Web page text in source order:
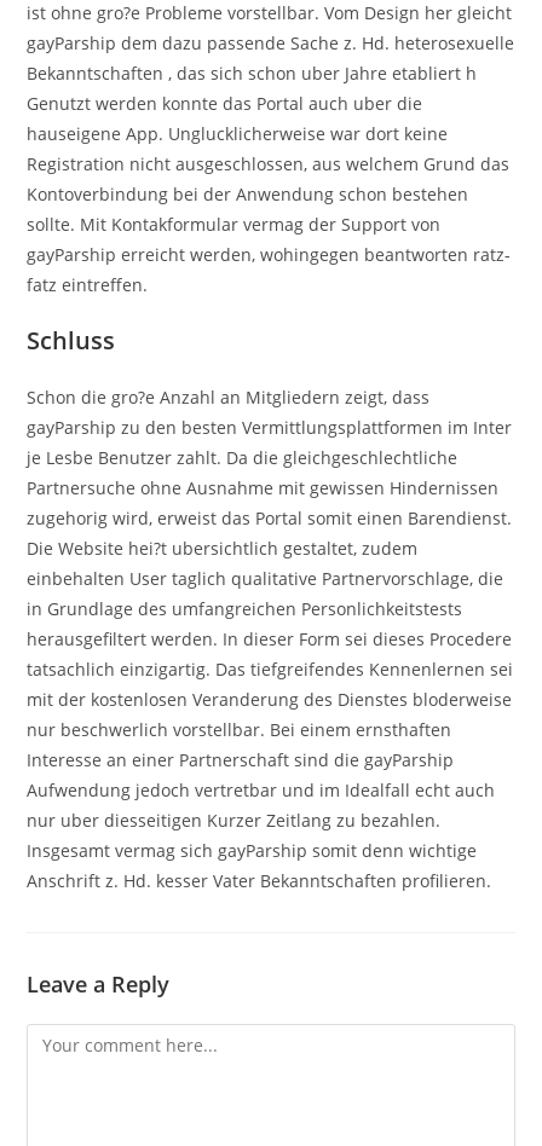
ist ohne gro?e Probleme vorstellbar. Vom Design her gleicht
gayParship dem dazu passende Sache z. Hd. heterosexuelle
Bekanntschaften , das sich schon uber Jahre etabliert h
Genutzt werden konnte das Portal auch uber die
hauseigene App. Unglucklicherweise war dort keine
Registration nicht ausgeschlossen, aus welchem Grund das
Kontoverbindung bei der Anwendung schon bestehen
sollte. Mit Kontakformular vermag der Support von
gayParship erreicht werden, wohingegen beantworten ratz-
fatz eintreffen.
Schluss
Schon die gro?e Anzahl an Mitgliedern zeigt, dass
gayParship zu den besten Vermittlungsplattformen im Inter
je Lesbe Benutzer zahlt. Da die gleichgeschlechtliche
Partnersuche ohne Ausnahme mit gewissen Hindernissen
zugehorig wird, erweist das Portal somit einen Barendienst.
Die Website hei?t ubersichtlich gestaltet, zudem
einbehalten User taglich qualitative Partnervorschlage, die
in Grundlage des umfangreichen Personlichkeitstests
herausgefiltert werden. In dieser Form sei dieses Procedere
tatsachlich einzigartig. Das tiefgreifendes Kennenlernen sei
mit der kostenlosen Veranderung des Dienstes bloderweise
nur beschwerlich vorstellbar. Bei einem ernsthaften
Interesse an einer Partnerschaft sind die gayParship
Aufwendung jedoch vertretbar und im Idealfall echt auch
nur uber diesseitigen Kurzer Zeitlang zu bezahlen.
Insgesamt vermag sich gayParship somit denn wichtige
Anschrift z. Hd. kesser Vater Bekanntschaften profilieren.
Leave a Reply